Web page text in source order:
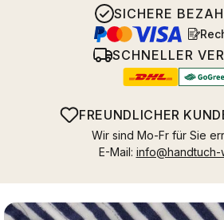
SICHERE
SCHNELLER
FREUNDLICHER
Wir sind Mo-Fr für Sie
E-Mail: info@handtuch-